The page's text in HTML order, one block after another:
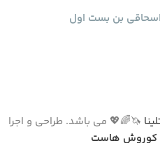
بن بست اول
🦄🌈💖 می باشد. طراحی و اجرا
کوروش هاست